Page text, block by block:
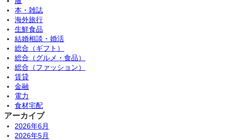
本・雑誌
海外旅行
生鮮食品
結婚相談・婚活
総合（ギフト）
総合（グルメ・食品）
総合（ファッション）
賃貸
金融
電力
食材宅配
アーカイブ
2026年6月
2026年5月